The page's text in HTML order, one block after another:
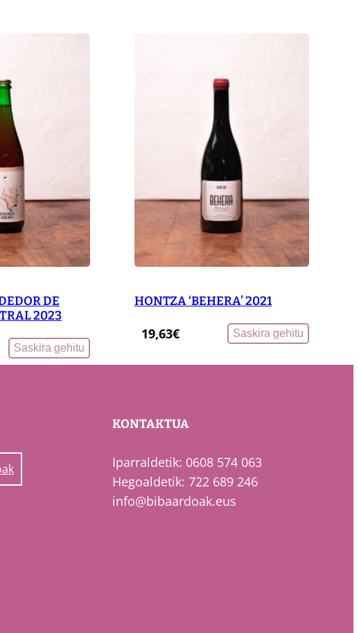
DE
2023
Saskira gehitu
HONTZA ‘BEHERA’ 2021
19,63€ Saskira gehitu
KONTAKTUA
Iparraldetik: 0608 574 063
Hegoaldetik: 722 689 246
info@bibaardoak.eus